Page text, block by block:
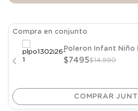
Compra en conjunto
Poleron Infant Niño
$7495$14.990